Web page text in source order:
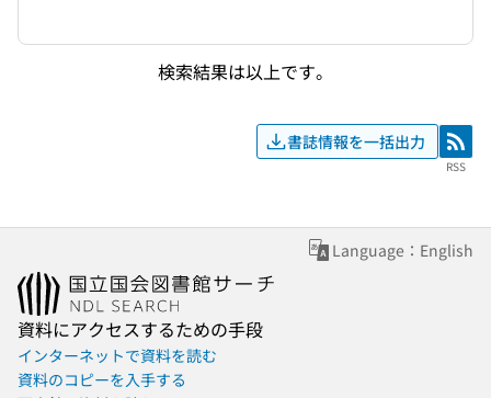
検索結果は以上です。
書誌情報を一括出力 RSS
RSS
Language：English
資料にアクセスするための手段
インターネットで資料を読む
資料のコピーを入手する